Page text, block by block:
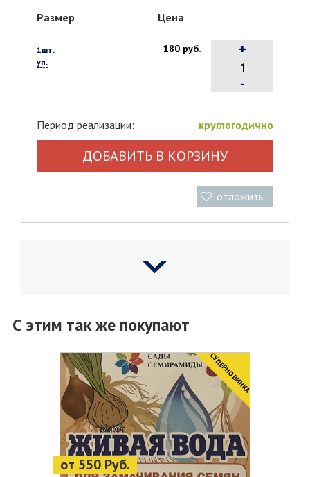
Размер Цена
1шт.
уп.
180 руб.
-
+
Период реализации: круглогодично
ДОБАВИТЬ В КОРЗИНУ
отложить
С этим так же покупают
от 550 Руб.
CУПЕРНОВИНКА